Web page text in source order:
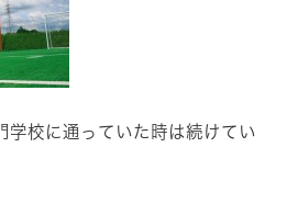
学校に通っていた時は続けてい